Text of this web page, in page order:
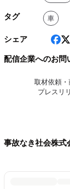
タグ 車
シェア
配信企業へのお問
取材依頼・
プレスリ
事故なき社会株式